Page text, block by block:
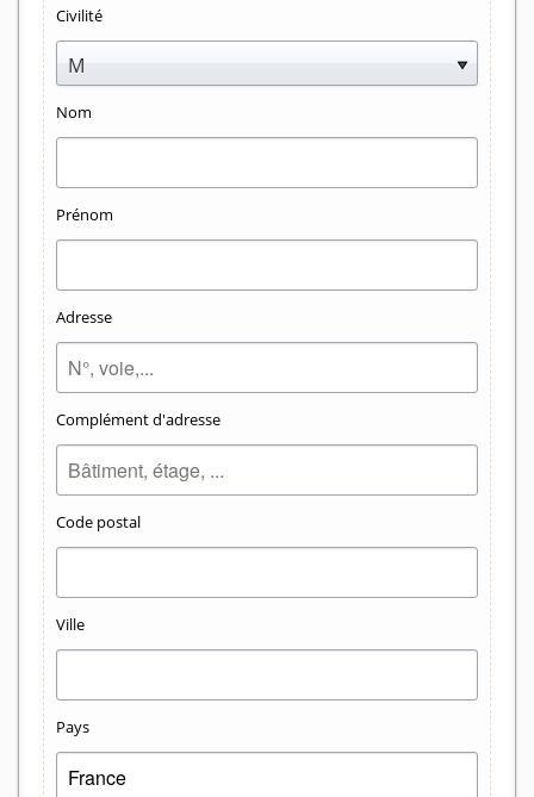
Civilité
M
Nom
Prénom
Adresse
Complément d'adresse
Code postal
Ville
Pays